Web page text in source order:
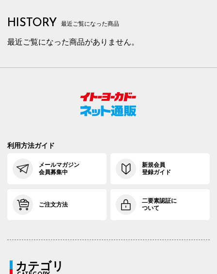
HISTORY 最近ご覧になった商品
最近ご覧になった商品がありません。
利用方法ガイド
メールマガジン
会員募集中
新規会員
登録ガイド
ご注文方法
二要素認証に
ついて
カテゴリ